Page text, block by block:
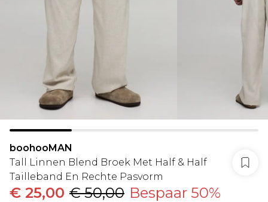
boohooMAN
Tall Linnen Blend Broek Met Half & Half
Tailleband En Rechte Pasvorm
€ 25,00 € 50,00 Bespaar 50%